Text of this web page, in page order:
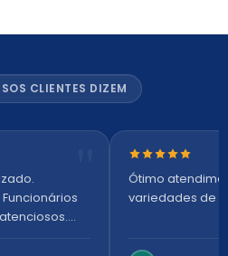
CLIENTES DIZEM
Nota 5 de 5
Ótimo
variedades de